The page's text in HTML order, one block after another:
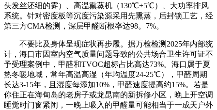
头发丝还细的雾）、高温熏蒸机（130℃±5℃）、大功率排风
系统。针对密度板等沉度污染源采用先熏蒸，后封锁工艺，经
第三方CMA检测，深层甲醛断根率达98。7%。
不要比及身体呈现症状再步履。据万检检测2025年内部统
计，海口市因室内空气质量问题导致的公共场合卫生许可证不
予受理案例中，甲醛和TVOC超标占比高达73%。海口属于夏
热冬暖地域，常年高温高湿（年均温度24-25℃），甲醛周期
长达3-15年，且湿度每添加10%，甲醛速度提高约15%。若是
你住正在海甸岛的老房子或龙昆南的新拆修小区，晚上开空调
睡觉时门窗紧闭，一晚上吸入的甲醛量可能相当于一成天户外